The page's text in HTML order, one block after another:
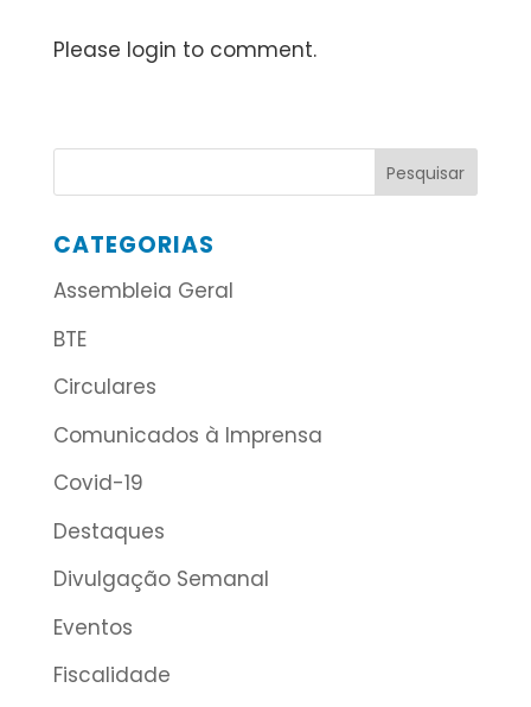
Please login to comment.
CATEGORIAS
Assembleia Geral
BTE
Circulares
Comunicados à Imprensa
Covid-19
Destaques
Divulgação Semanal
Eventos
Fiscalidade